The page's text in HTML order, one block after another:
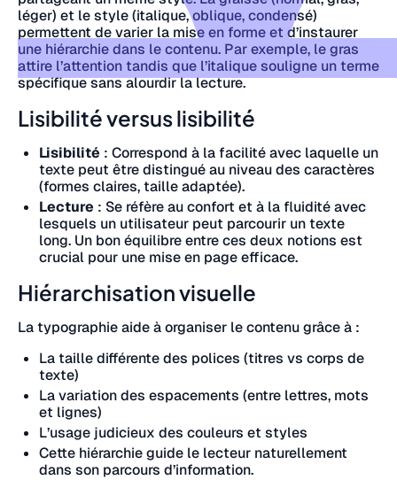
léger) et le style (italique, oblique, condensé)
permettent de varier la mise en forme et d’instaurer
une hiérarchie dans le contenu. Par exemple, le gras
attire l’attention tandis que l’italique souligne un terme
spécifique sans alourdir la lecture.
Lisibilité versus lisibilité
Lisibilité : Correspond à la facilité avec laquelle un
texte peut être distingué au niveau des caractères
(formes claires, taille adaptée).
Lecture : Se réfère au confort et à la fluidité avec
lesquels un utilisateur peut parcourir un texte
long. Un bon équilibre entre ces deux notions est
crucial pour une mise en page efficace.
Hiérarchisation visuelle
La typographie aide à organiser le contenu grâce à :
La taille différente des polices (titres vs corps de
texte)
La variation des espacements (entre lettres, mots
et lignes)
L’usage judicieux des couleurs et styles
Cette hiérarchie guide le lecteur naturellement
dans son parcours d’information.